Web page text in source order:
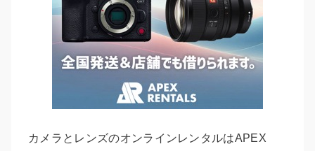
カメラとレンズのオンラインレンタルはAPEX